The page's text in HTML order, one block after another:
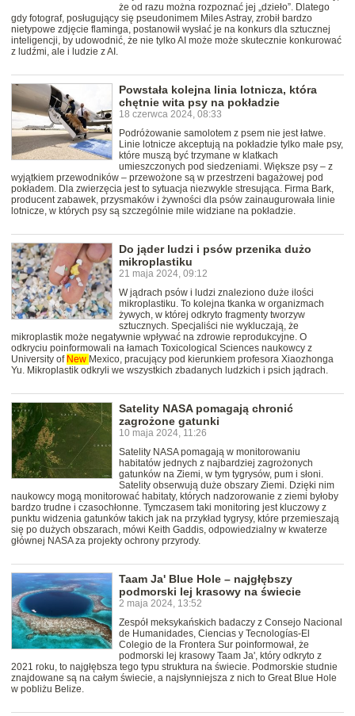
że od razu można rozpoznać jej „dzieło”. Dlatego
gdy fotograf, posługujący się pseudonimem Miles Astray, zrobił bardzo
nietypowe zdjęcie flaminga, postanowił wysłać je na konkurs dla sztucznej
inteligencji, by udowodnić, że nie tylko AI może może skutecznie konkurować
z ludźmi, ale i ludzie z AI.
Powstała kolejna linia lotnicza, która
chętnie wita psy na pokładzie
18 czerwca 2024, 08:33
Podróżowanie samolotem z psem nie jest łatwe.
Linie lotnicze akceptują na pokładzie tylko małe psy,
które muszą być trzymane w klatkach
umieszczonych pod siedzeniami. Większe psy – z
wyjątkiem przewodników – przewożone są w przestrzeni bagażowej pod
pokładem. Dla zwierzęcia jest to sytuacja niezwykle stresująca. Firma Bark,
producent zabawek, przysmaków i żywności dla psów zainaugurowała linie
lotnicze, w których psy są szczególnie mile widziane na pokładzie.
Do jąder ludzi i psów przenika dużo
mikroplastiku
21 maja 2024, 09:12
W jądrach psów i ludzi znaleziono duże ilości
mikroplastiku. To kolejna tkanka w organizmach
żywych, w której odkryto fragmenty tworzyw
sztucznych. Specjaliści nie wykluczają, że
mikroplastik może negatywnie wpływać na zdrowie reprodukcyjne. O
odkryciu poinformowali na łamach Toxicological Sciences naukowcy z
University of New Mexico, pracujący pod kierunkiem profesora Xiaozhonga
Yu. Mikroplastik odkryli we wszystkich zbadanych ludzkich i psich jądrach.
Satelity NASA pomagają chronić
zagrożone gatunki
10 maja 2024, 11:26
Satelity NASA pomagają w monitorowaniu
habitatów jednych z najbardziej zagrożonych
gatunków na Ziemi, w tym tygrysów, pum i słoni.
Satelity obserwują duże obszary Ziemi. Dzięki nim
naukowcy mogą monitorować habitaty, których nadzorowanie z ziemi byłoby
bardzo trudne i czasochłonne. Tymczasem taki monitoring jest kluczowy z
punktu widzenia gatunków takich jak na przykład tygrysy, które przemieszają
się po dużych obszarach, mówi Keith Gaddis, odpowiedzialny w kwaterze
głównej NASA za projekty ochrony przyrody.
Taam Ja' Blue Hole – najgłębszy
podmorski lej krasowy na świecie
2 maja 2024, 13:52
Zespół meksykańskich badaczy z Consejo Nacional
de Humanidades, Ciencias y Tecnologías-El
Colegio de la Frontera Sur poinformował, że
podmorski lej krasowy Taam Ja', który odkryto z
2021 roku, to najgłębsza tego typu struktura na świecie. Podmorskie studnie
znajdowane są na całym świecie, a najsłynniejsza z nich to Great Blue Hole
w pobliżu Belize.